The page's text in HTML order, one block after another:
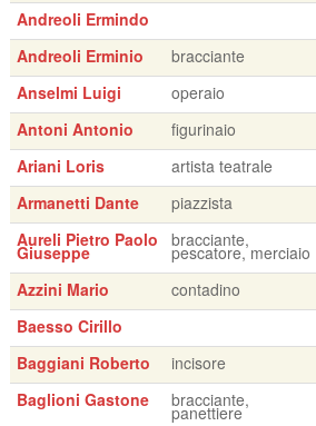
Andreoli Ermindo
Andreoli Erminio
bracciante
Anselmi Luigi
operaio
Antoni Antonio
figurinaio
Ariani Loris
artista teatrale
Armanetti Dante
piazzista
Aureli Pietro Paolo
Giuseppe
bracciante,
pescatore, merciaio
Azzini Mario contadino
Baesso Cirillo
Baggiani Roberto
incisore
Baglioni Gastone
bracciante,
panettiere